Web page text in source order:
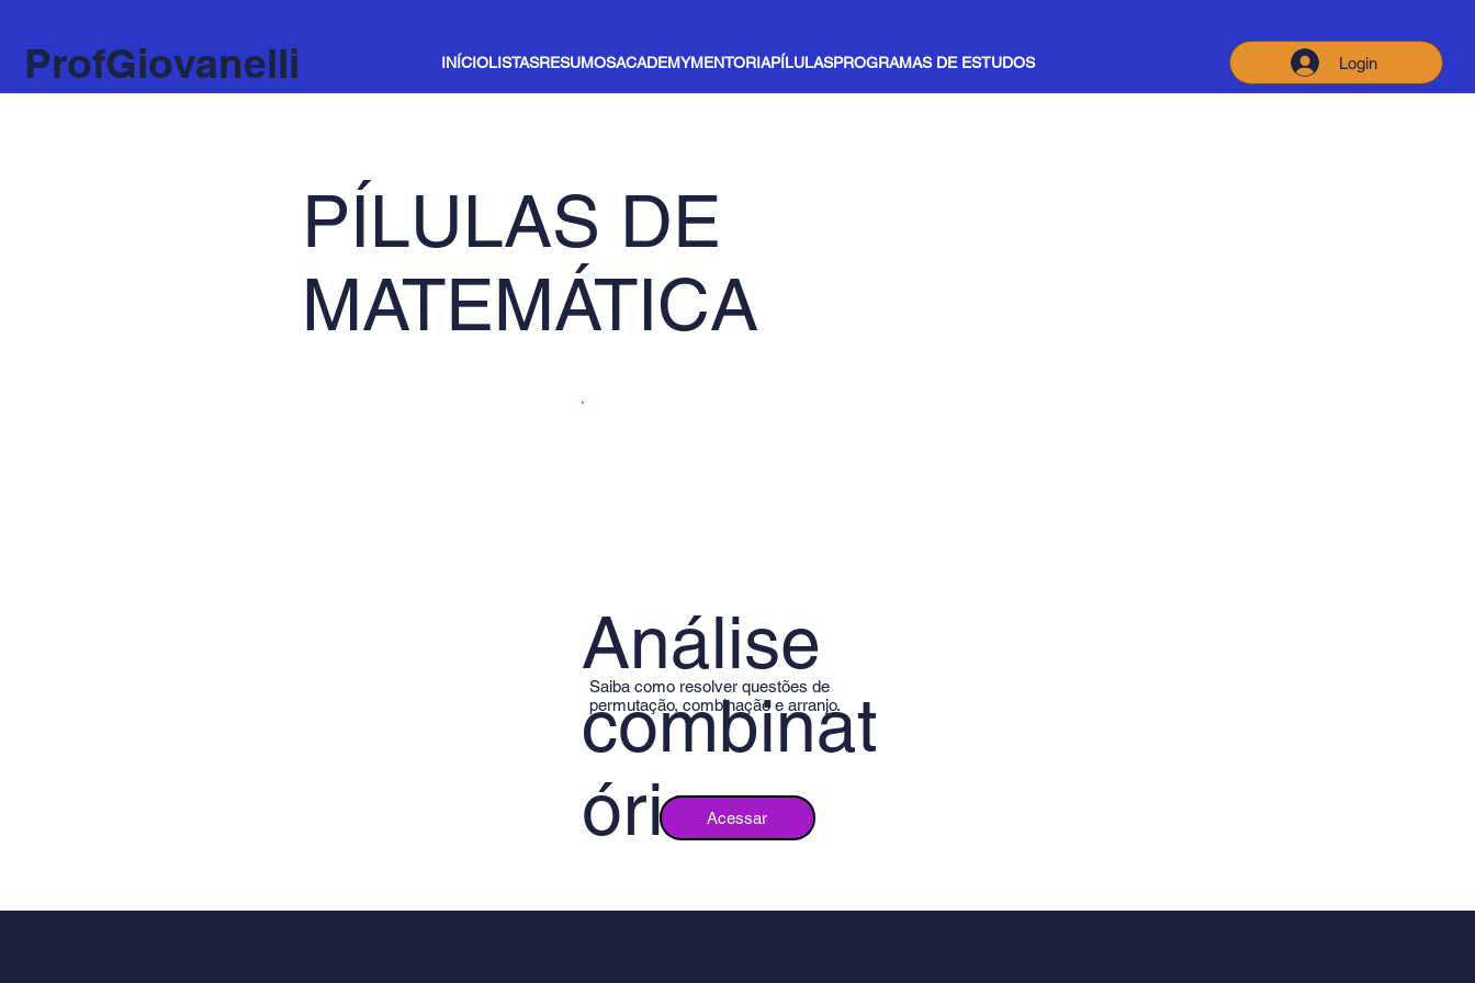
ProfGiovanelli INÍCIOLISTASRESUMOSACADEMYMENTORIAPÍLULASPROGRAMAS DE ESTUDOS Login
PÍLULAS DE
MATEMÁTICA
Análise
combinat
ória
Saiba como resolver questões de
permutação, combinação e arranjo.
Acessar